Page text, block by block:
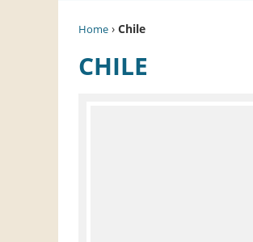
Home › Chile
CHILE